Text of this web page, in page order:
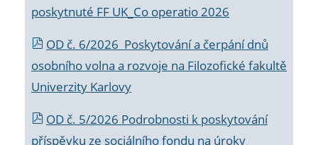
poskytnuté FF UK_Co operatio 2026
OD č. 6/2026 Poskytování a čerpání dnů
osobního volna a rozvoje na Filozofické fakultě
Univerzity Karlovy
OD č. 5/2026 Podrobnosti k poskytování
příspěvku ze sociálního fondu na úroky